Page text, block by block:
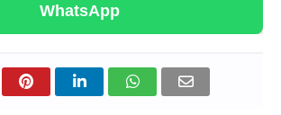
WhatsApp